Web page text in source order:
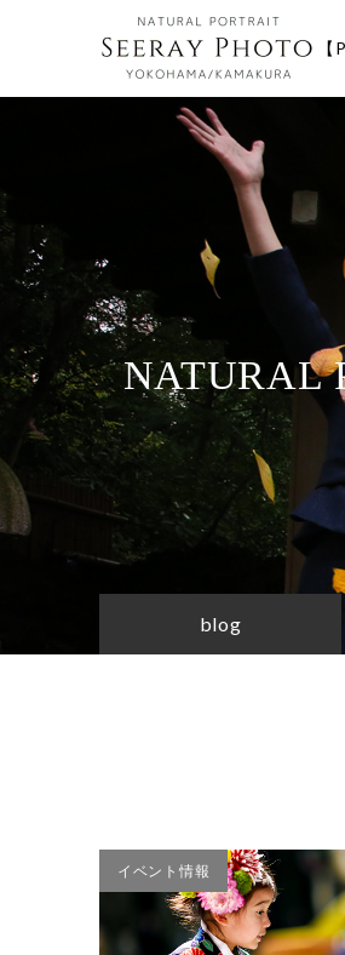
NATURAL
blog
イベント情報